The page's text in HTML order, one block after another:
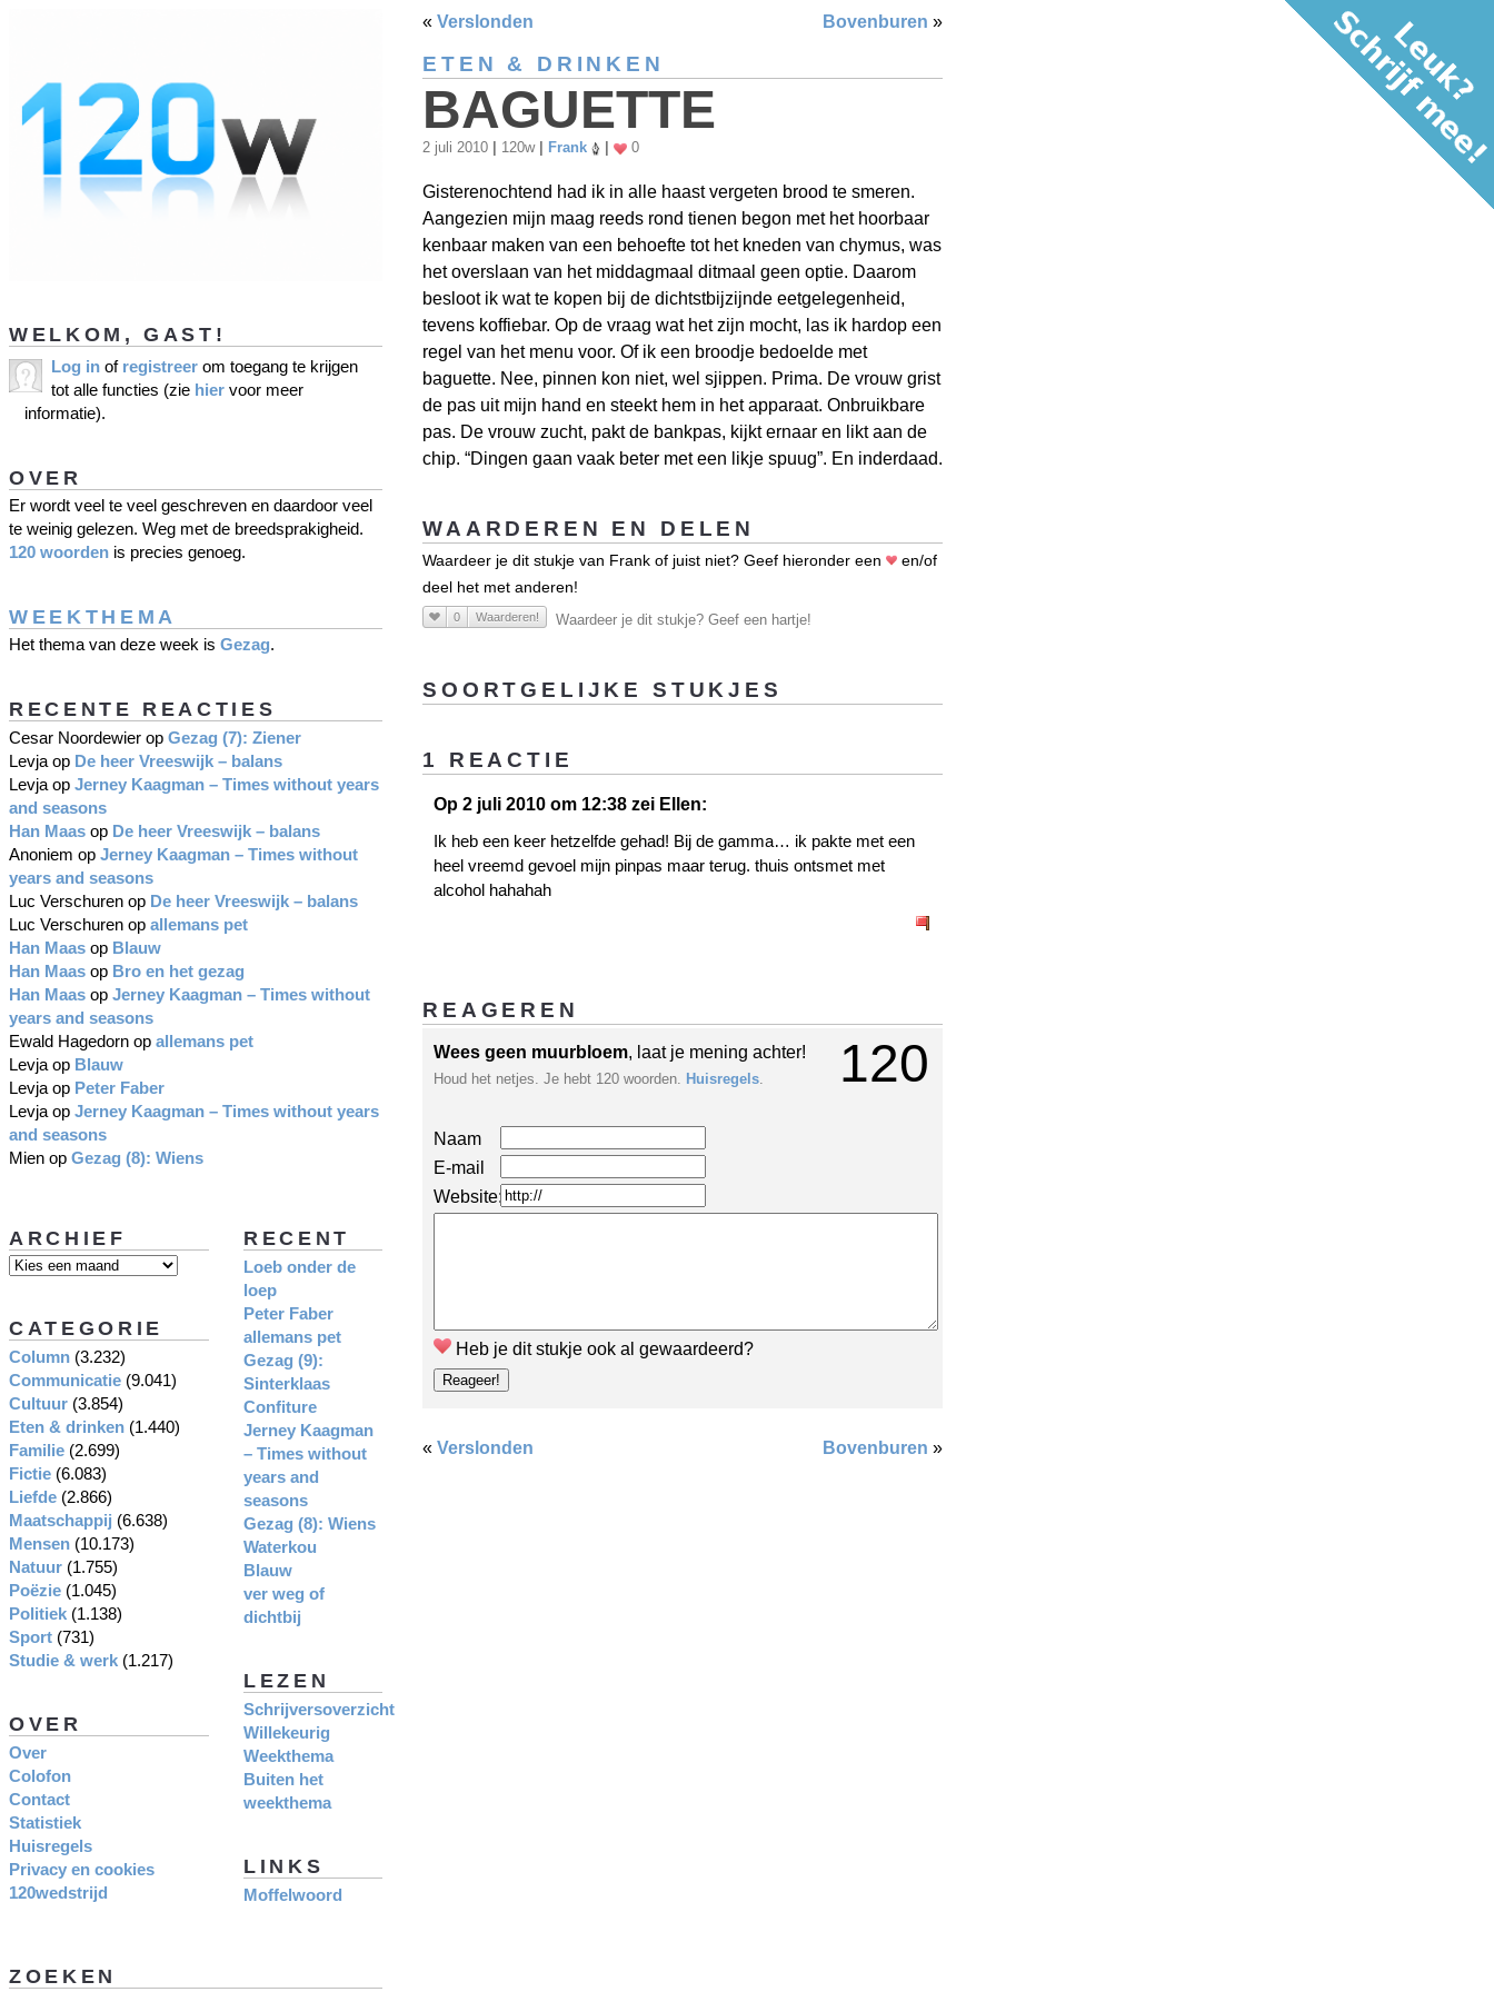
« Verslonden Bovenburen »
ETEN & DRINKEN
BAGUETTE
2 juli 2010 120w Frank 0
Gisterenochtend had ik in alle haast vergeten brood te smeren.
Aangezien mijn maag reeds rond tienen begon met het hoorbaar
kenbaar maken van een behoefte tot het kneden van chymus, was
het overslaan van het middagmaal ditmaal geen optie. Daarom
besloot ik wat te kopen bij de dichtstbijzijnde eetgelegenheid,
tevens koffiebar. Op de vraag wat het zijn mocht, las ik hardop een
regel van het menu voor. Of ik een broodje bedoelde met
baguette. Nee, pinnen kon niet, wel sjippen. Prima. De vrouw grist
de pas uit mijn hand en steekt hem in het apparaat. Onbruikbare
pas. De vrouw zucht, pakt de bankpas, kijkt ernaar en likt aan de
chip. “Dingen gaan vaak beter met een likje spuug”. En inderdaad.
WAARDEREN EN DELEN
Waardeer je dit stukje van Frank of juist niet? Geef hieronder een
en/of
deel het met anderen!
0 Waarderen! Waardeer je dit stukje? Geef een hartje!
SOORTGELIJKE STUKJES
1 REACTIE
Op 2 juli 2010 om 12:38 zei Ellen:
Ik heb een keer hetzelfde gehad! Bij de gamma… ik pakte met een
heel vreemd gevoel mijn pinpas maar terug. thuis ontsmet met
alcohol hahahah
REAGEREN
120
Wees geen muurbloem, laat je mening achter!
Houd het netjes. Je hebt 120 woorden. Huisregels.
Naam
E-mail
Website:
Heb je dit stukje ook al gewaardeerd?
« Verslonden Bovenburen »
WELKOM, GAST!
Log in of registreer om toegang te krijgen
tot alle functies (zie hier voor meer
informatie).
OVER
Er wordt veel te veel geschreven en daardoor veel
te weinig gelezen. Weg met de breedsprakigheid.
120 woorden is precies genoeg.
WEEKTHEMA
Het thema van deze week is Gezag.
RECENTE REACTIES
Cesar Noordewier op Gezag (7): Ziener
Levja op De heer Vreeswijk – balans
Levja op Jerney Kaagman – Times without years
and seasons
Han Maas op De heer Vreeswijk – balans
Anoniem op Jerney Kaagman – Times without
years and seasons
Luc Verschuren op De heer Vreeswijk – balans
Luc Verschuren op allemans pet
Han Maas op Blauw
Han Maas op Bro en het gezag
Han Maas op Jerney Kaagman – Times without
years and seasons
Ewald Hagedorn op allemans pet
Levja op Blauw
Levja op Peter Faber
Levja op Jerney Kaagman – Times without years
and seasons
Mien op Gezag (8): Wiens
RECENT
Loeb onder de
loep
Peter Faber
allemans pet
Gezag (9):
Sinterklaas
Confiture
Jerney Kaagman
– Times without
years and
seasons
Gezag (8): Wiens
Waterkou
Blauw
ver weg of
dichtbij
LEZEN
Schrijversoverzicht
Willekeurig
Weekthema
Buiten het
weekthema
LINKS
Moffelwoord
ARCHIEF
CATEGORIE
Column (3.232)
Communicatie (9.041)
Cultuur (3.854)
Eten & drinken (1.440)
Familie (2.699)
Fictie (6.083)
Liefde (2.866)
Maatschappij (6.638)
Mensen (10.173)
Natuur (1.755)
Poëzie (1.045)
Politiek (1.138)
Sport (731)
Studie & werk (1.217)
OVER
Over
Colofon
Contact
Statistiek
Huisregels
Privacy en cookies
120wedstrijd
ZOEKEN